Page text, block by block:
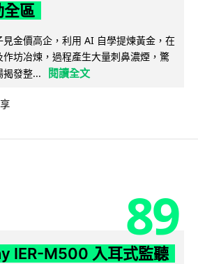
全區
金價高企，利用 AI 自學提煉黃金，在
坊冶煉，過程產生大量刺鼻濃煙，驚
揭發整...
閱讀全文
89
IER-M500 入耳式監聽